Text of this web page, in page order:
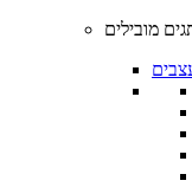
מובילים